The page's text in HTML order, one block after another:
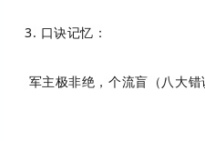
3. 口诀记忆：
军主极非绝，个流盲（八大